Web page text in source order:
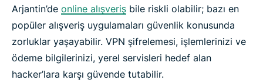
Arjantin’de online alışveriş bile riskli olabilir; bazı en
popüler alışveriş uygulamaları güvenlik konusunda
zorluklar yaşayabilir. VPN şifrelemesi, işlemlerinizi ve
ödeme bilgilerinizi, yerel servisleri hedef alan
hacker’lara karşı güvende tutabilir.